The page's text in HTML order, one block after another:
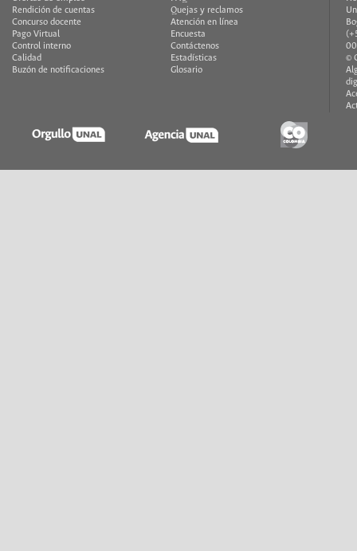
Rendición de cuentas
Concurso docente
Pago Virtual
Control interno
Calidad
Buzón de notificaciones
Quejas y reclamos
Atención en línea
Encuesta
Contáctenos
Estadísticas
Glosario
©